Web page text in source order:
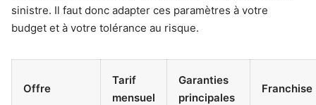
sinistre. Il faut donc adapter ces paramètres à votre
budget et à votre tolérance au risque.
Offre
Tarif
mensuel
Garanties
principales
Franchise